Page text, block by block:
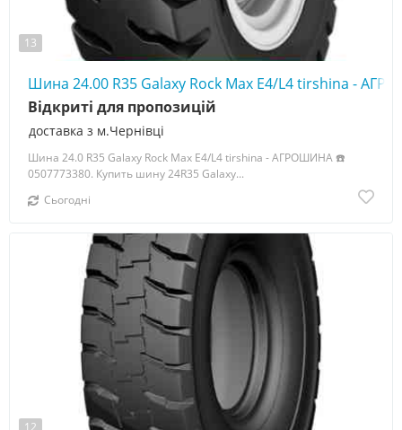
13
Шина 24.00 R35 Galaxy Rock Max E4/L4 tirshina -
доставка з м.Чернівці
Відкриті для пропозицій
Шина 24.0 R35 Galaxy Rock Max E4/L4 tirshina - АГРОШИНА ☎️
0507773380. Купить шину 24R35 Galaxy...
Сьогодні